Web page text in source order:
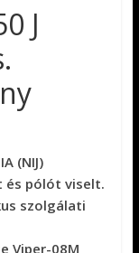
J
(NIJ)
és pólót viselt.
szolgálati
Viper-08M